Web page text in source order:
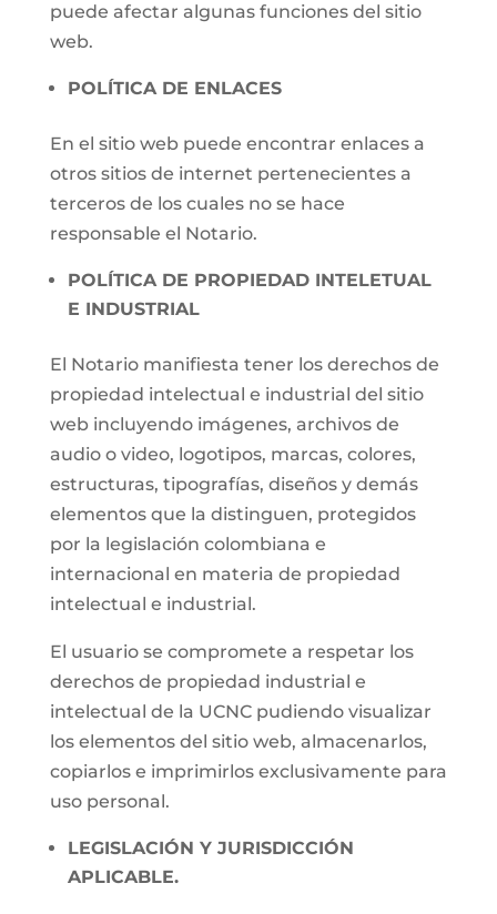
puede afectar algunas funciones del sitio
web.
POLÍTICA DE ENLACES
En el sitio web puede encontrar enlaces a
otros sitios de internet pertenecientes a
terceros de los cuales no se hace
responsable el Notario.
POLÍTICA DE PROPIEDAD INTELETUAL
E INDUSTRIAL
El Notario manifiesta tener los derechos de
propiedad intelectual e industrial del sitio
web incluyendo imágenes, archivos de
audio o video, logotipos, marcas, colores,
estructuras, tipografías, diseños y demás
elementos que la distinguen, protegidos
por la legislación colombiana e
internacional en materia de propiedad
intelectual e industrial.
El usuario se compromete a respetar los
derechos de propiedad industrial e
intelectual de la UCNC pudiendo visualizar
los elementos del sitio web, almacenarlos,
copiarlos e imprimirlos exclusivamente para
uso personal.
LEGISLACIÓN Y JURISDICCIÓN
APLICABLE.